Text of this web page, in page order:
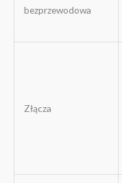
bezprzewodowa
Złącza